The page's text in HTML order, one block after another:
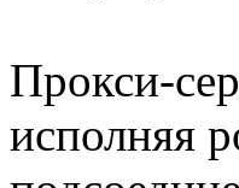
Прокси-
исполняя